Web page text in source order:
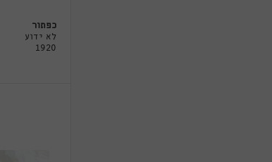
כפתור
לא ידוע
1920